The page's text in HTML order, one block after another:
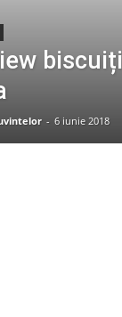
- 6 iunie 2018